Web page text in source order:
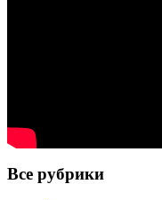
Все рубрики